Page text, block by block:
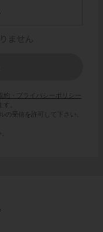
約・プライバシーポリシー
。
の受信を許可して下さい。